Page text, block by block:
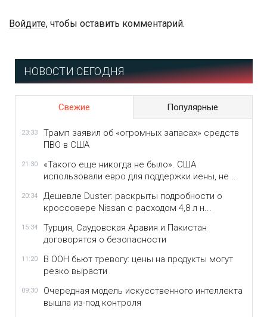
Войдите, чтобы оставить комментарий.
НОВОСТИ СЕГОДНЯ
Свежие Популярные
23:33
Трамп заявил об «огромных запасах» средств
ПВО в США
21:30
«Такого еще никогда не было». США
использовали евро для поддержки иены, не ...
20:34
Дешевле Duster: раскрыты подробности о
кроссовере Nissan с расходом 4,8 л н...
15:34
Турция, Саудовская Аравия и Пакистан
договорятся о безопасности
11:20
В ООН бьют тревогу: цены на продукты могут
резко вырасти
09:30
Очередная модель искусственного интеллекта
вышла из-под контроля